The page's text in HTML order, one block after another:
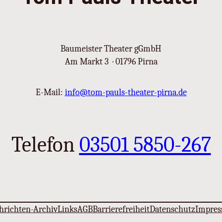
Baumeister Theater gGmbH
Am Markt 3 · 01796 Pirna
E-Mail: info@tom-pauls-theater-pirna.de
Telefon 03501 5850-267
ArchivLinksAGBBarrierefreiheitDatenschutz